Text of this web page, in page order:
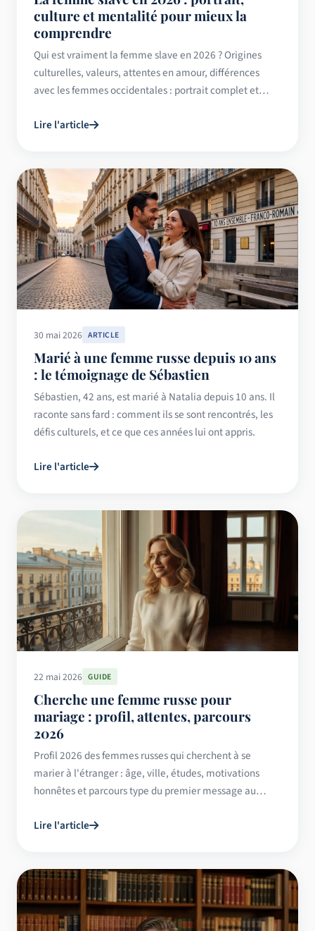
culture et mentalité pour mieux la
comprendre
Qui est vraiment la femme slave en 2026 ? Origines
culturelles, valeurs, attentes en amour, différences
avec les femmes occidentales : portrait complet et
Lire l'article
30 mai 2026 ARTICLE
Marié à une femme russe depuis 10 ans
: le témoignage de Sébastien
Sébastien, 42 ans, est marié à Natalia depuis 10 ans. Il
raconte sans fard : comment ils se sont rencontrés, les
défis culturels, et ce que ces années lui ont appris.
Lire l'article
22 mai 2026 GUIDE
Cherche une femme russe pour
mariage : profil, attentes, parcours
2026
Profil 2026 des femmes russes qui cherchent à se
marier à l'étranger : âge, ville, études, motivations
honnêtes et parcours type du premier message au
Lire l'article